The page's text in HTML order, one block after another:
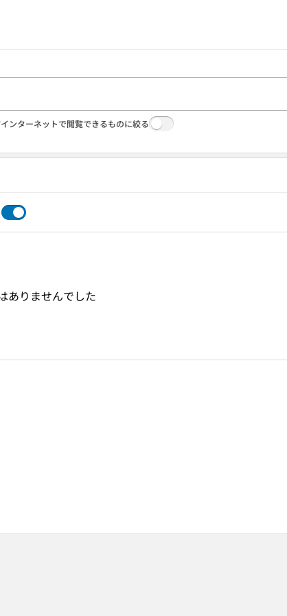
インターネットで閲覧できるものに絞る
ありませんでした